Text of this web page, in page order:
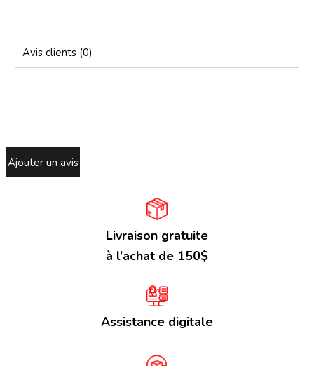
Avis clients (0)
Ajouter un avis
Livraison gratuite
à l’achat de 150$
Assistance digitale